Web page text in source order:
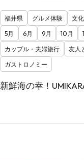
福井県 グルメ体験 文
5月
6月 9月 10月
カップル・夫婦旅行
友人
ガストロノミー
新鮮海の幸！